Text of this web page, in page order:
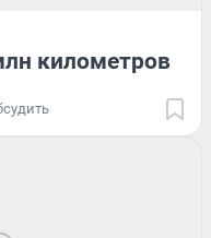
километров